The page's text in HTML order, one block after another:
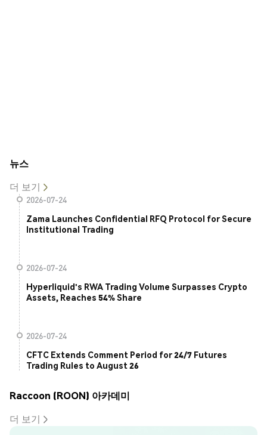
뉴스
더 보기
2026-07-24
Zama Launches Confidential RFQ Protocol for Secure
Institutional Trading
2026-07-24
Hyperliquid's RWA Trading Volume Surpasses Crypto
Assets, Reaches 54% Share
2026-07-24
CFTC Extends Comment Period for 24/7 Futures
Trading Rules to August 26
Raccoon (ROON) 아카데미
더 보기